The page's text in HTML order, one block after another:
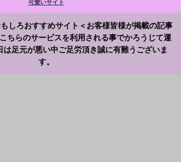
可愛いサイト
もしろおすすめサイト＜お客様皆様が掲載の記事
ちらのサービスを利用される事でかろうじて運
は足元が悪い中ご足労頂き誠に有難うございま
す。